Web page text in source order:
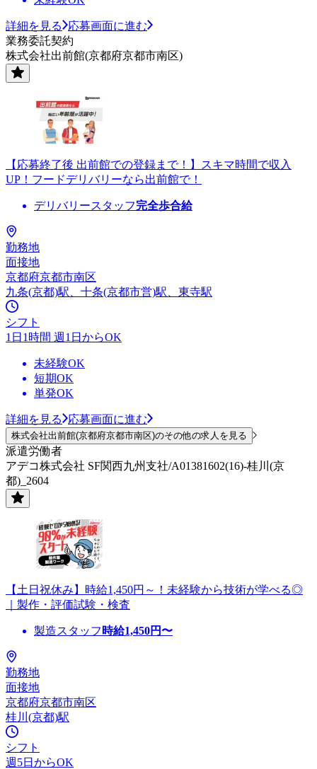
詳細を見る
応募画面に進む
業務委託契約
株式会社出前館(京都府京都市南区)
【応募終了後 出前館での登録まで！】スキマ時間で収入
UP！フードデリバリーなら出前館で！
デリバリースタッフ完全歩合給
勤務地
面接地
京都府京都市南区
九条(京都)駅、十条(京都市営)駅、東寺駅
シフト
1日1時間 週1日からOK
未経験OK
短期OK
単発OK
詳細を見る 応募画面に進む
株式会社出前館(京都府京都市南区)のその他の求人を見る
派遣労働者
アデコ株式会社 SF関西九州支社/A01381602(16)-桂川(京
都)_2604
【土日祝休み】時給1,450円～！未経験から技術が学べる◎
｜製作・評価試験・検査
製造スタッフ 時給1,450円〜
勤務地
面接地
京都府京都市南区
桂川(京都)駅
シフト
週5日からOK